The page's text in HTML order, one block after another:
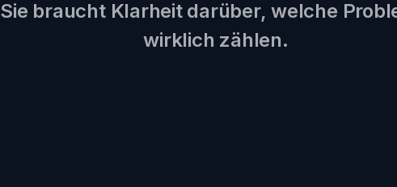
Sie braucht Klarheit darüber, welche
wirklich zählen.